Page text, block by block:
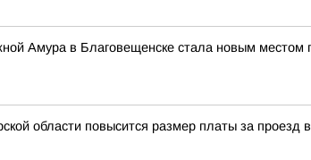
Амура в Благовещенске стала новым местом
области повысится размер платы за проезд